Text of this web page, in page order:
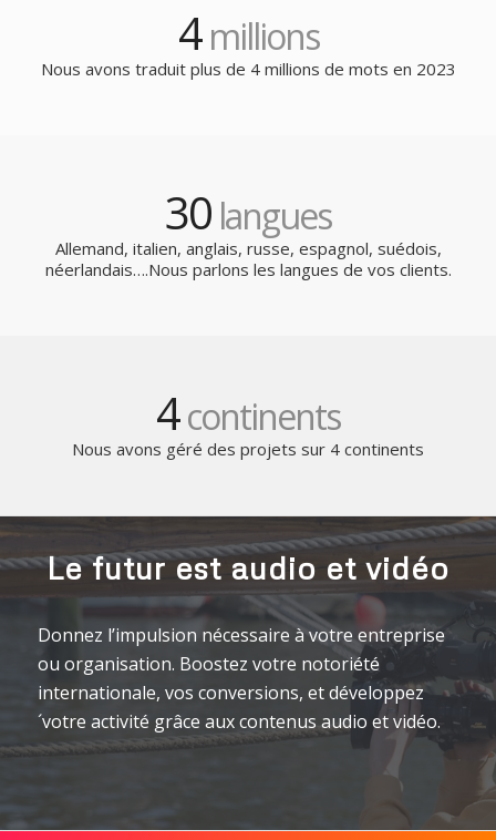
4millions
Nous avons traduit plus de 4 millions de mots en 2023
30 langues
Allemand, italien, anglais, russe, espagnol, suédois,
néerlandais….Nous parlons les langues de vos clients.
4continents
Nous avons géré des projets sur 4 continents
Le futur est audio et vidéo
Donnez l’impulsion nécessaire à votre entreprise
ou organisation. Boostez votre notoriété
internationale, vos conversions, et développez
´votre activité grâce aux contenus audio et vidéo.